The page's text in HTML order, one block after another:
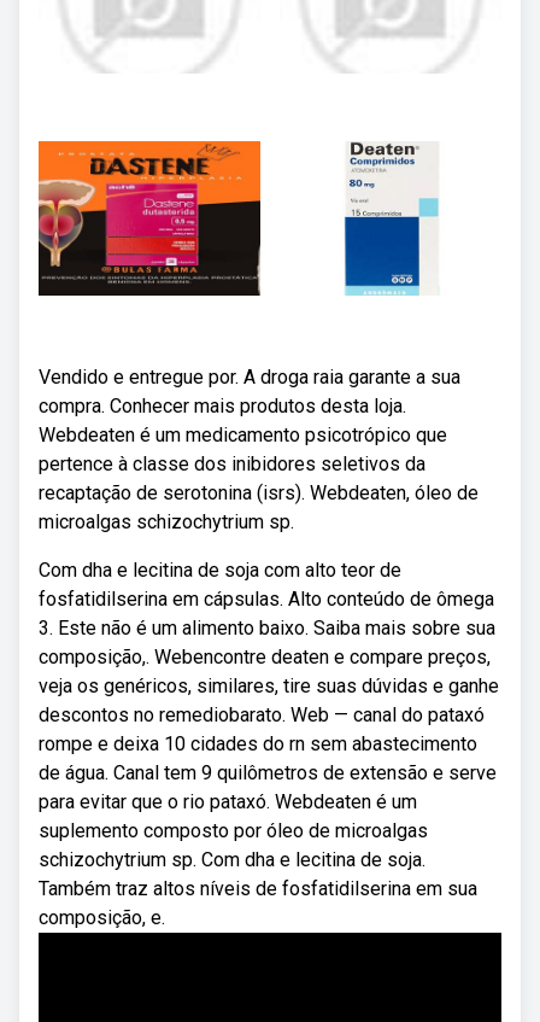
Vendido e entregue por. A droga raia garante a sua
compra. Conhecer mais produtos desta loja.
Webdeaten é um medicamento psicotrópico que
pertence à classe dos inibidores seletivos da
recaptação de serotonina (isrs). Webdeaten, óleo de
microalgas schizochytrium sp.
Com dha e lecitina de soja com alto teor de
fosfatidilserina em cápsulas. Alto conteúdo de ômega
3. Este não é um alimento baixo. Saiba mais sobre sua
composição,. Webencontre deaten e compare preços,
veja os genéricos, similares, tire suas dúvidas e ganhe
descontos no remediobarato. Web — canal do pataxó
rompe e deixa 10 cidades do rn sem abastecimento
de água. Canal tem 9 quilômetros de extensão e serve
para evitar que o rio pataxó. Webdeaten é um
suplemento composto por óleo de microalgas
schizochytrium sp. Com dha e lecitina de soja.
Também traz altos níveis de fosfatidilserina em sua
composição, e.